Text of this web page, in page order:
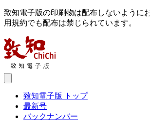
致知電子版の印刷物は配布しないように
用規約でも配布は禁じられています。
致知電子版 トップ
最新号
バックナンバー